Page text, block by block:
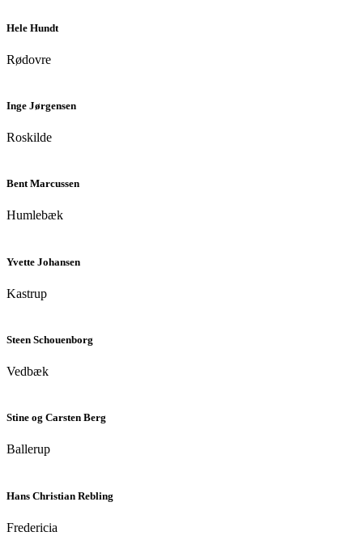
Hele Hundt
Rødovre
Inge Jørgensen
Roskilde
Bent Marcussen
Humlebæk
Yvette Johansen
Kastrup
Steen Schouenborg
Vedbæk
Stine og Carsten Berg
Ballerup
Hans Christian Rebling
Fredericia